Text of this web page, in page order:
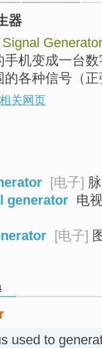
器
Signal Generator
手机变成一台
的各种信号（
相关网页
[电子]
generator 电
[电子]
used to